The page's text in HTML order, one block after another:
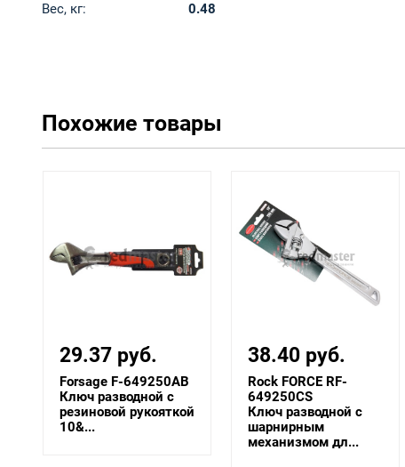
Вес, кг:
0.48
Похожие товары
29.37 руб.
Forsage F-649250AB
Ключ разводной с
резиновой рукояткой
10&...
38.40 руб.
Rock FORCE RF-
649250CS
Ключ разводной с
шарнирным
механизмом дл...